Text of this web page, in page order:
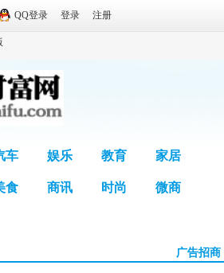
QQ登录 登录 注册
车 娱乐 教育 家居
食 商讯 时尚 微商
广告招商